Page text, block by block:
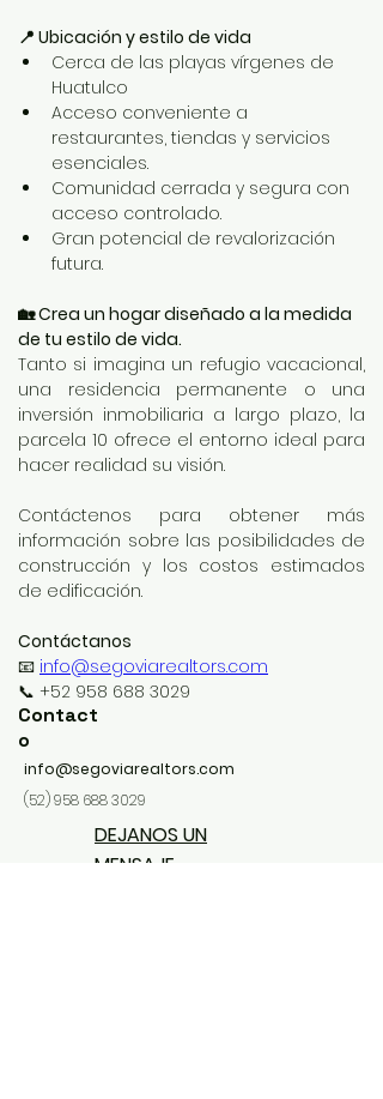
📍 Ubicación y estilo de vida
Cerca de las playas vírgenes de
Huatulco
Acceso conveniente a
restaurantes, tiendas y servicios
esenciales.
Comunidad cerrada y segura con
acceso controlado.
Gran potencial de revalorización
futura.
🏡 Crea un hogar diseñado a la medida
de tu estilo de vida.
Tanto si imagina un refugio vacacional,
una residencia permanente o una
inversión inmobiliaria a largo plazo, la
parcela 10 ofrece el entorno ideal para
hacer realidad su visión.
Contáctenos para obtener más
información sobre las posibilidades de
construcción y los costos estimados
de edificación.
Contáctanos
📧 info@segoviarealtors.com
📞 +52 958 688 3029
Contact
o
info@segoviarealtors.com
(52) 958 688 3029
DEJANOS UN
MENSAJE